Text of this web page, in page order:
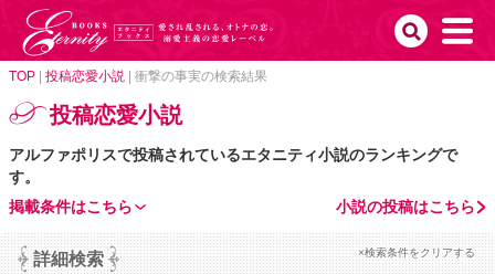
TOP 投稿恋愛小説 衝撃の事実の検索結果
投稿恋愛小説
アルファポリスで投稿されているエタニティ小説のランキングで
す。
小説の投稿はこちら
掲載条件はこちら
詳細検索 ×検索条件をクリアする